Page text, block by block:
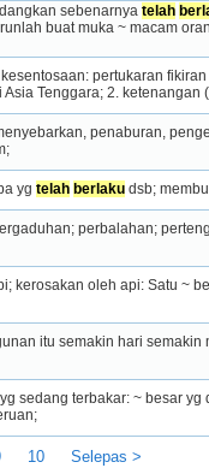
sebenarnya telah
buat muka ~ macam
pertukaran fikiran
Tenggara; 2. ketenangan
penaburan,
yg telah berlaku dsb;
perbalahan;
kerosakan oleh api: Satu ~
itu semakin hari semakin
sedang terbakar: ~ besar yg
10 Selepas >